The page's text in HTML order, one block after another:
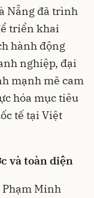
Nẵng đã trình
triển khai
hành động
nghiệp, đại
mạnh mẽ cam
hóa mục tiêu
tế tại Việt
và toàn diện
Minh